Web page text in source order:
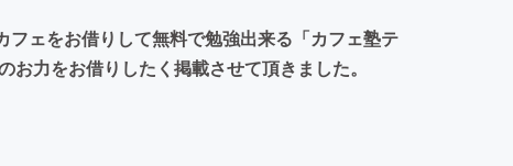
フェをお借りして無料で勉強出来る「カフェ塾テ
力をお借りしたく掲載させて頂きました。